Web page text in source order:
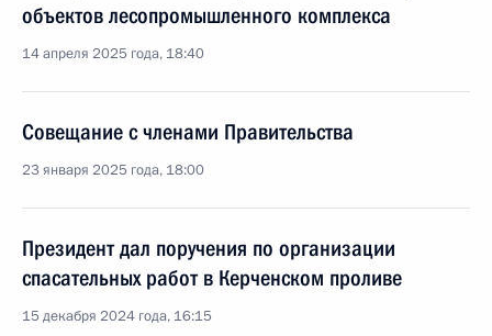
объектов лесопромышленного комплекса
14 апреля 2025 года, 18:40
Совещание с членами Правительства
23 января 2025 года, 18:00
Президент дал поручения по организации
спасательных работ в Керченском проливе
15 декабря 2024 года, 16:15